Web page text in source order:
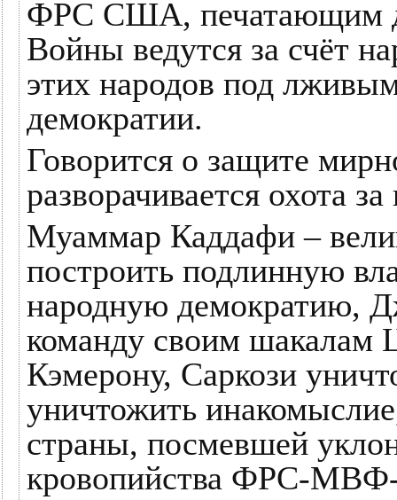
ФРС США, печатающим
Войны ведутся за счёт
этих народов под
демократии.
Говорится о защите
разворачивается охота
Муаммар Каддафи –
построить подлинную
народную демократию,
команду своим
Кэмерону, Саркози
уничтожить
страны, посмевшей
кровопийства ФРС-